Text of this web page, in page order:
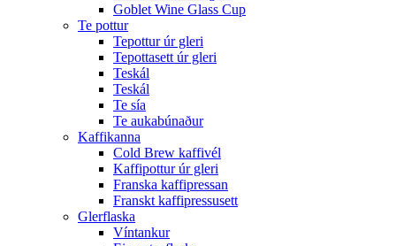
Goblet Wine Glass Cup
Te pottur
Tepottur úr gleri
Tepottasett úr gleri
Teskál
Teskál
Te sía
Te aukabúnaður
Kaffikanna
Cold Brew kaffivél
Kaffipottur úr gleri
Franska kaffipressan
Franskt kaffipressusett
Glerflaska
Víntankur